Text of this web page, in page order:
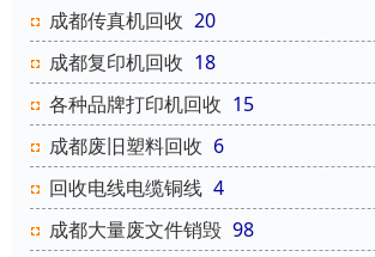
成都传真机回收 20
成都复印机回收 18
各种品牌打印机回收 15
成都废旧塑料回收 6
回收电线电缆铜线 4
成都大量废文件销毁 98